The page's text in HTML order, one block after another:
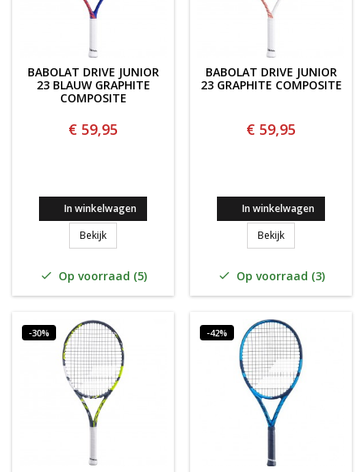
BABOLAT DRIVE JUNIOR
23 BLAUW GRAPHITE
COMPOSITE
€ 59,95
In winkelwagen
BekijkBabolat Drive Junior 23 BLAUW Graphite composite
 Op voorraad (5)
BABOLAT DRIVE JUNIOR
23 GRAPHITE COMPOSITE
€ 59,95
In winkelwagen
BekijkBabolat Drive
 Op voorraad (3)
-30% -42%